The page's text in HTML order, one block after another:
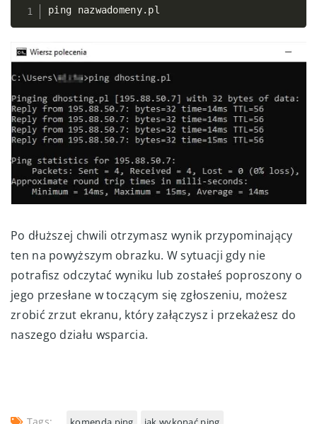
ping nazwadomeny. pl
Po dłuższej chwili otrzymasz wynik przypominający
ten na powyższym obrazku. W sytuacji gdy nie
potrafisz odczytać wyniku lub zostałeś poproszony o
jego przesłane w toczącym się zgłoszeniu, możesz
zrobić zrzut ekranu, który załączysz i przekażesz do
naszego działu wsparcia.